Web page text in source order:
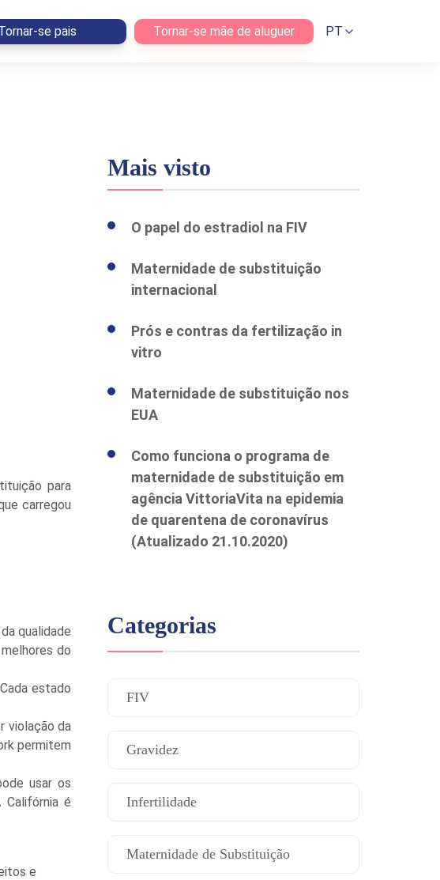
se pais Tornar-se mãe de aluguer PT
para
carregou
qualidade
do
estado
violação da
permitem
usar os
é
e
Mais visto
O papel do estradiol na FIV
Maternidade de substituição
internacional
Prós e contras da fertilização in
vitro
Maternidade de substituição nos
EUA
Como funciona o programa de
maternidade de substituição em
agência VittoriaVita na epidemia
de quarentena de coronavírus
(Atualizado 21.10.2020)
Categorias
FIV
Gravidez
Infertilidade
Maternidade de Substituição